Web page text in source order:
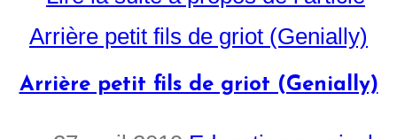
Arrière petit fils de griot (Genially)